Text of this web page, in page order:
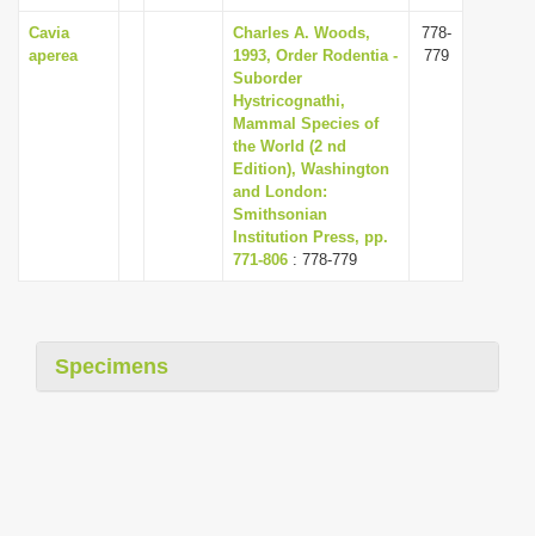
Cavia
aperea
Charles A. Woods,
1993, Order Rodentia -
Suborder
Hystricognathi,
Mammal Species of
the World (2 nd
Edition), Washington
and London:
Smithsonian
Institution Press, pp.
771-806 : 778-779
778-
779
Specimens